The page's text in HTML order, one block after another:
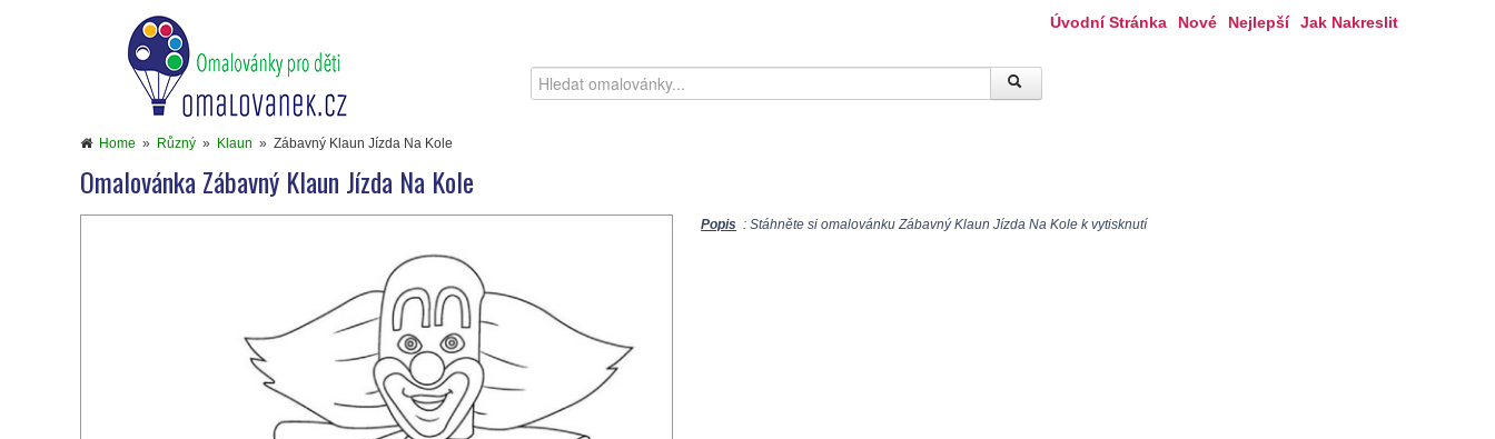
Úvodní Stránka Nové Nejlepší Jak Nakreslit
Home » Různý » Klaun » Zábavný Klaun Jízda Na Kole
Omalovánka Zábavný Klaun Jízda Na Kole
Popis : Stáhněte si omalovánku Zábavný Klaun Jízda Na Kole k vytisknutí